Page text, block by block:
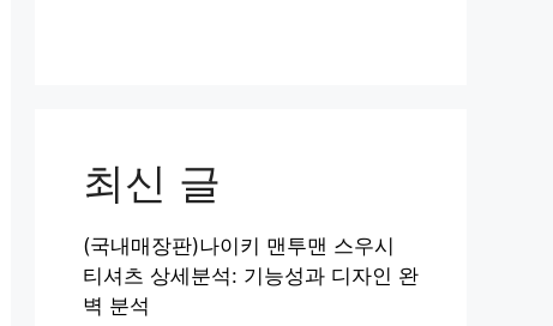
최신 글
(국내매장판)나이키 맨투맨 스우시
티셔츠 상세분석: 기능성과 디자인 완
벽 분석